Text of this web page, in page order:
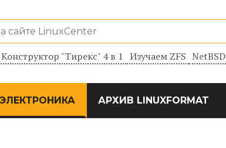
Конструктор "Тирекс" 4 в 1 Изучаем ZFS NetBSD
ЭЛЕКТРОНИКА АРХИВ LINUXFORMAT